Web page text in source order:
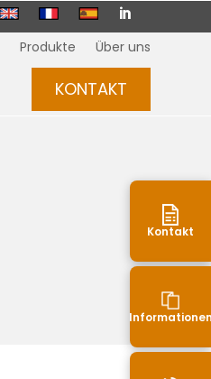

Produkte Über uns
KONTAKT
Kontakt